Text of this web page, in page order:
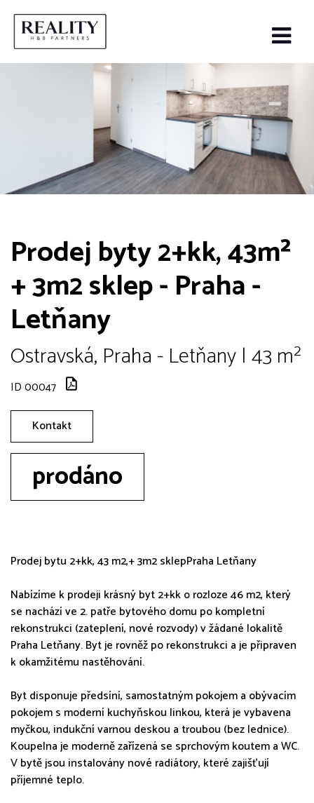
Prodej byty 2+kk, 43m²
+ 3m2 sklep - Praha -
Letňany
Ostravská, Praha - Letňany | 43 m²
ID 00047
Kontakt
prodáno
Prodej bytu 2+kk, 43 m2,+ 3m2 sklepPraha Letňany
Nabízíme k prodeji krásný byt 2+kk o rozloze 46 m2, který
se nachází ve 2. patře bytového domu po kompletní
rekonstrukci (zateplení, nové rozvody) v žádané lokalitě
Praha Letňany. Byt je rovněž po rekonstrukci a je připraven
k okamžitému nastěhování.
Byt disponuje předsíní, samostatným pokojem a obývacím
pokojem s moderní kuchyňskou linkou, která je vybavena
myčkou, indukční varnou deskou a troubou (bez lednice).
Koupelna je moderně zařízená se sprchovým koutem a WC.
V bytě jsou instalovány nové radiátory, které zajišťují
příjemné teplo.